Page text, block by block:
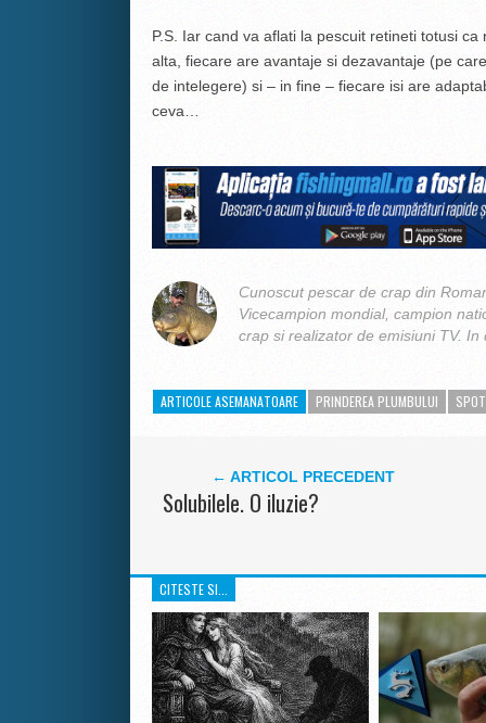
P.S. Iar cand va aflati la pescuit retineti totusi
alta, fiecare are avantaje si dezavantaje (pe
de intelegere) si – in fine – fiecare isi are
ceva…
Cunoscut pescar de crap din
Vicecampion mondial, campion
crap si realizator de emisiuni TV. In
ARTICOLE ASEMANATOARE PRINDEREA PLUMBULUI SPOT
← ARTICOL PRECEDENT
Solubilele. O iluzie?
CITESTE SI...